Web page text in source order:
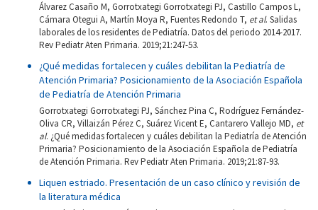
Álvarez Casaño M, Gorrotxategi Gorrotxategi PJ, Castillo Campos L,
Cámara Otegui A, Martín Moya R, Fuentes Redondo T, et al. Salidas
laborales de los residentes de Pediatría. Datos del periodo 2014-2017.
Rev Pediatr Aten Primaria. 2019;21:247-53.
¿Qué medidas fortalecen y cuáles debilitan la Pediatría de
Atención Primaria? Posicionamiento de la Asociación Española
de Pediatría de Atención Primaria
Gorrotxategi Gorrotxategi PJ, Sánchez Pina C, Rodríguez Fernández-
Oliva CR, Villaizán Pérez C, Suárez Vicent E, Cantarero Vallejo MD, et
al. ¿Qué medidas fortalecen y cuáles debilitan la Pediatría de Atención
Primaria? Posicionamiento de la Asociación Española de Pediatría
de Atención Primaria. Rev Pediatr Aten Primaria. 2019;21:87-93.
Liquen estriado. Presentación de un caso clínico y revisión de
la literatura médica